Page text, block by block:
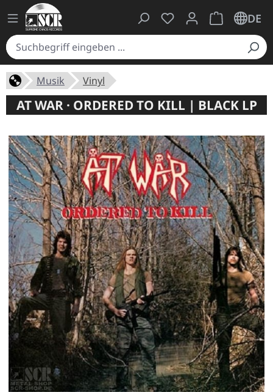
Du hast 0 Produkte
Warenkorb
DE
Musik Vinyl
AT WAR · ORDERED TO KILL | BLACK LP